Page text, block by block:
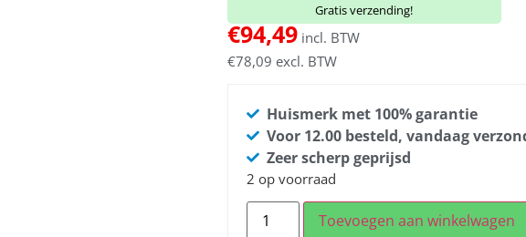
Gratis verzending!
€94,49incl. BTW
€78,09 excl. BTW
Huismerk met 100% garantie
Voor 12.00 besteld, vandaag
Zeer scherp geprijsd
2 op voorraad
Toevoegen aan winkelwagen